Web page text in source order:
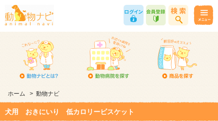
ホーム > 動物ナビ
犬用 おきにいり 低カロリービスケット